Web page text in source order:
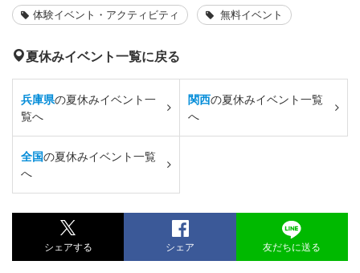
体験イベント・アクティビティ 無料イベント
夏休みイベント一覧に戻る
兵庫県の夏休みイベント一
覧へ
関西の夏休みイベント一覧
へ
全国の夏休みイベント一覧
へ
シェアする シェア 友だちに送る